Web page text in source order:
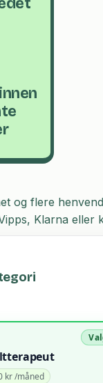
og flere
Klarna eller
kr /måned